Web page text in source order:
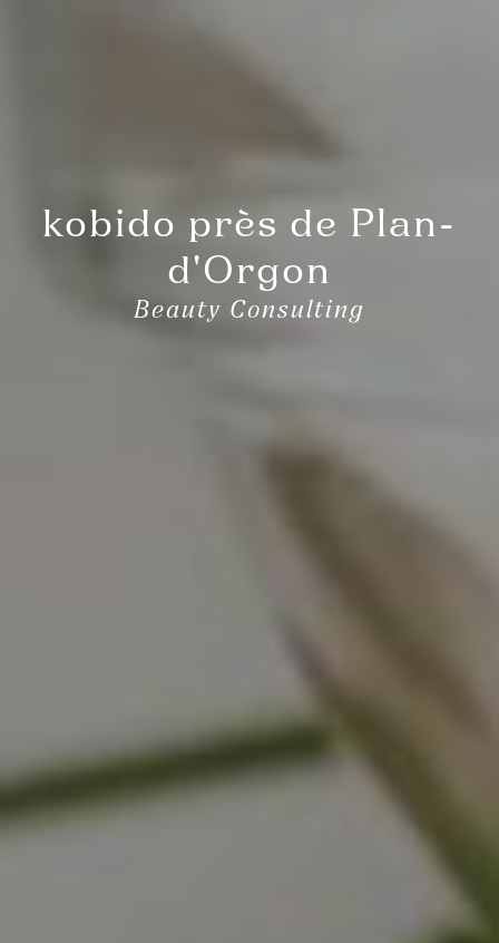
kobido près de Plan-
d'Orgon
Beauty Consulting